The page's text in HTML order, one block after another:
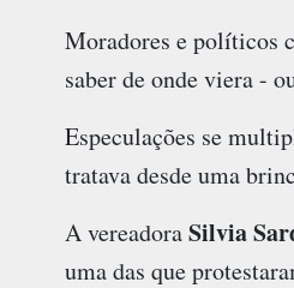
Moradores e políticos
saber de onde viera -
Especulações se
tratava desde uma
A vereadoraSilvia
uma das que